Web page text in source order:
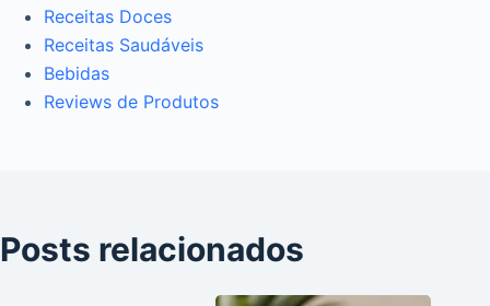
Receitas Doces
Receitas Saudáveis
Bebidas
Reviews de Produtos
Posts relacionados